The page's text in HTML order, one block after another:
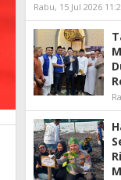
Rabu, 15 Jul 2026